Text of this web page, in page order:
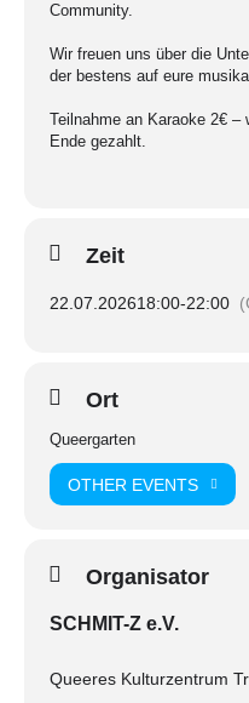
Community.
Wir freuen uns über die
der bestens auf eure
Teilnahme an Karaoke 2€ –
Ende gezahlt.
Zeit
22.07.202618:00-22:00
Ort
Queergarten
OTHER EVENTS
Organisator
SCHMIT-Z e.V.
Queeres Kulturzentrum